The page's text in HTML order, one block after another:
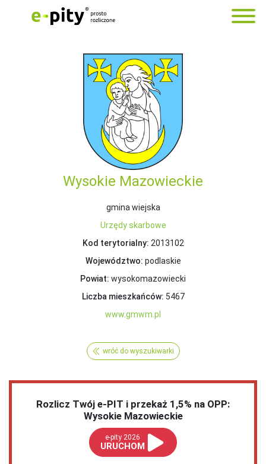
Wysokie Mazowieckie
gmina wiejska
Urzędy skarbowe
Kod terytorialny: 2013102
Województwo: podlaskie
Powiat: wysokomazowiecki
Liczba mieszkańców: 5467
www.gmwm.pl
wróć do wyszukiwarki
Rozlicz Twój e-PIT i przekaż 1,5% na OPP:
Wysokie Mazowieckie
e-pity 2026
URUCHOM